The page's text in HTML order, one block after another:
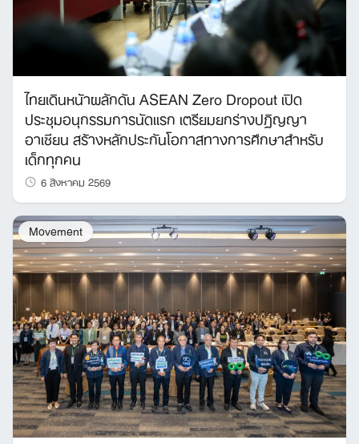
ไทยเดินหน้าผลักดัน ASEAN Zero Dropout เปิด
ประชุมอนุกรรมการนัดแรก เตรียมยกร่างปฏิญญา
อาเซียน สร้างหลักประกันโอกาสทางการศึกษาสำหรับ
เด็กทุกคน
6 สิงหาคม 2569
Movement